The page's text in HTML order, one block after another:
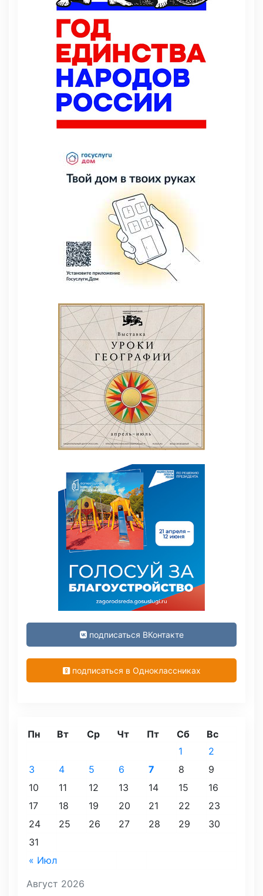
подписаться ВКонтакте
подписаться в Одноклассниках
Август 2026
Пн Вт Ср Чт Пт Сб Вс
« Июл
1
2
3
4 5 6 7 8
9
10
11 12 13 14 15
16
17
18 19 20 21 22
23
24
25 26 27 28 29
30
31